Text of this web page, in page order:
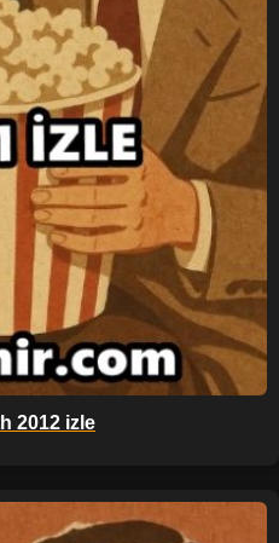
2012 izle